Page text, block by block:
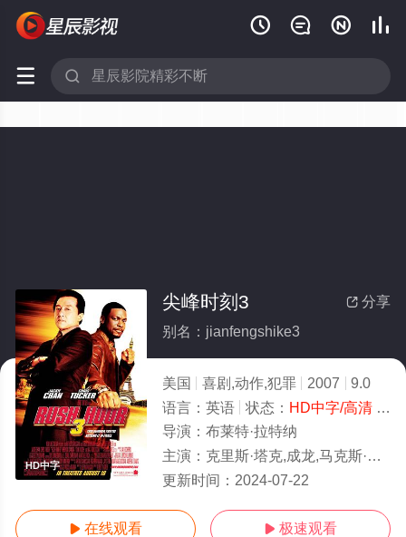
   
 
HD中字
 分享
尖峰时刻3
别名：jianfengshike3
美国 喜剧,动作,犯罪 2007
9.0
语言： 英语 状态： HD中字/高清- 免费在线观看
导演： 布莱特·拉特纳
主演： 克里斯·塔克,成龙,马克斯·冯·叙多夫,真田广之,张静初,伊万·阿达勒,工藤夕贵,马泰,罗曼·波兰斯
更新时间： 2024-07-22
 在线观看  极速观看